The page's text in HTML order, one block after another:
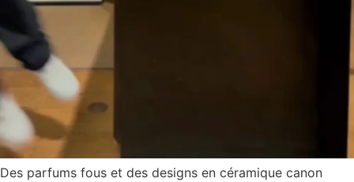
Des parfums fous et des designs en céramique canon